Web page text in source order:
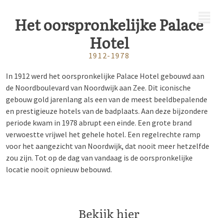
Het oorspronkelijke Palace
Hotel
1912-1978
In 1912 werd het oorspronkelijke Palace Hotel gebouwd aan
de Noordboulevard van Noordwijk aan Zee. Dit iconische
gebouw gold jarenlang als een van de meest beeldbepalende
en prestigieuze hotels van de badplaats. Aan deze bijzondere
periode kwam in 1978 abrupt een einde. Een grote brand
verwoestte vrijwel het gehele hotel. Een regelrechte ramp
voor het aangezicht van Noordwijk, dat nooit meer hetzelfde
zou zijn. Tot op de dag van vandaag is de oorspronkelijke
locatie nooit opnieuw bebouwd.
Bekijk hier